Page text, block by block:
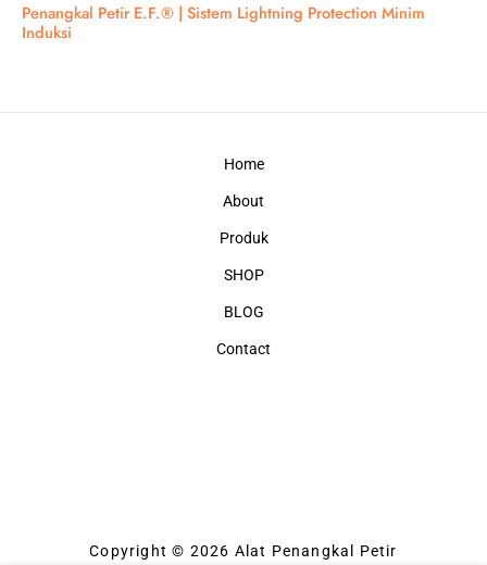
Penangkal Petir E.F.® | Sistem Lightning Protection Minim
Induksi
Home
About
Produk
SHOP
BLOG
Contact
Copyright © 2026 Alat Penangkal Petir